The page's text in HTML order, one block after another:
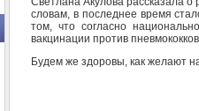
словам, в последнее время
том, что согласно
вакцинации против
Будем же здоровы, как желают